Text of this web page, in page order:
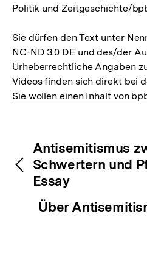
Politik und Zeitgeschichte/
Sie dürfen den Text unter
NC-ND 3.0 DE und des/der
Urheberrechtliche Angaben
Videos finden sich direkt bei
Sie wollen einen Inhalt von
Inhaltsnavigation
Antisemitismus
Schwertern und
Essay
Über